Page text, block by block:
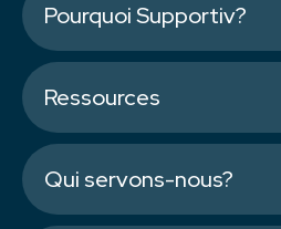
Pourquoi Supportiv?
Ressources
Qui servons-nous?